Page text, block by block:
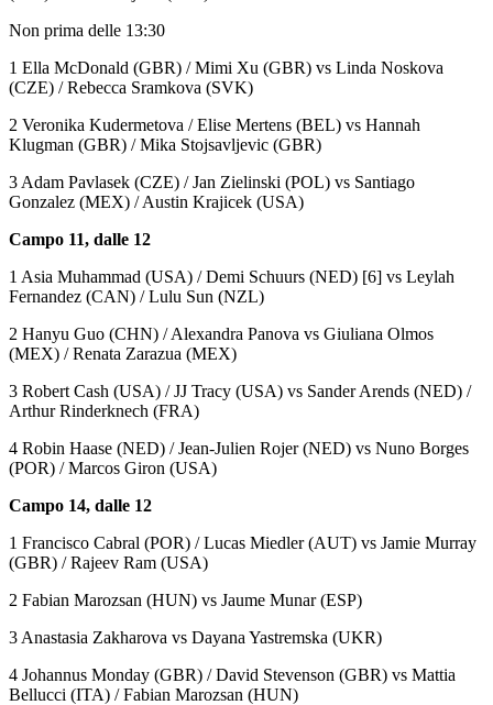
Non prima delle 13:30
1 Ella McDonald (GBR) / Mimi Xu (GBR) vs Linda Noskova
(CZE) / Rebecca Sramkova (SVK)
2 Veronika Kudermetova / Elise Mertens (BEL) vs Hannah
Klugman (GBR) / Mika Stojsavljevic (GBR)
3 Adam Pavlasek (CZE) / Jan Zielinski (POL) vs Santiago
Gonzalez (MEX) / Austin Krajicek (USA)
Campo 11, dalle 12
1 Asia Muhammad (USA) / Demi Schuurs (NED) [6] vs Leylah
Fernandez (CAN) / Lulu Sun (NZL)
2 Hanyu Guo (CHN) / Alexandra Panova vs Giuliana Olmos
(MEX) / Renata Zarazua (MEX)
3 Robert Cash (USA) / JJ Tracy (USA) vs Sander Arends (NED) /
Arthur Rinderknech (FRA)
4 Robin Haase (NED) / Jean-Julien Rojer (NED) vs Nuno Borges
(POR) / Marcos Giron (USA)
Campo 14, dalle 12
1 Francisco Cabral (POR) / Lucas Miedler (AUT) vs Jamie Murray
(GBR) / Rajeev Ram (USA)
2 Fabian Marozsan (HUN) vs Jaume Munar (ESP)
3 Anastasia Zakharova vs Dayana Yastremska (UKR)
4 Johannus Monday (GBR) / David Stevenson (GBR) vs Mattia
Bellucci (ITA) / Fabian Marozsan (HUN)